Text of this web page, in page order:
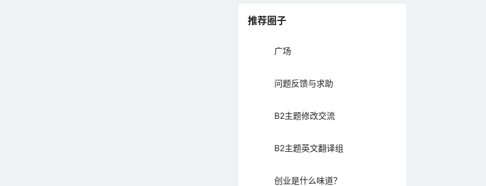
推荐圈子
广场
问题反馈与求助
B2主题修改交流
B2主题英文翻译组
创业是什么味道？